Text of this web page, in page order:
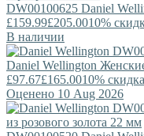
DW00100625 Daniel
£159.99£205.0010%
В наличии
Daniel Wellington
£97.67£165.0010%
Оценено 10 Aug 2026